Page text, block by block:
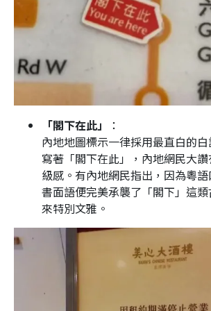
「閣下在此」
：
內地地圖標示一律採用最直白的
寫著「閣下在此」，內地網民大
級感。有內地網民指出，因為粵語
書面語便完美承襲了「閣下」這
來特別文雅。